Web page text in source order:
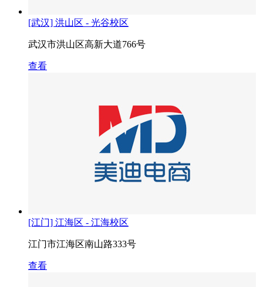
[武汉] 洪山区 - 光谷校区
武汉市洪山区高新大道766号
查看
[江门] 江海区 - 江海校区
江门市江海区南山路333号
查看